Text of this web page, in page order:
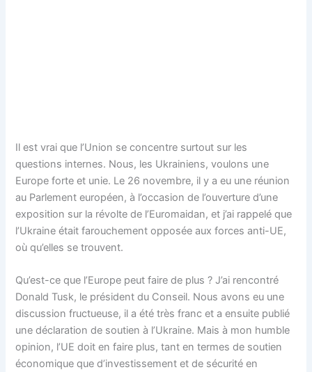
Il est vrai que l’Union se concentre surtout sur les
questions internes. Nous, les Ukrainiens, voulons une
Europe forte et unie. Le 26 novembre, il y a eu une réunion
au Parlement européen, à l’occasion de l’ouverture d’une
exposition sur la révolte de l’Euromaidan, et j’ai rappelé que
l’Ukraine était farouchement opposée aux forces anti-UE,
où qu’elles se trouvent.
Qu’est-ce que l’Europe peut faire de plus ? J’ai rencontré
Donald Tusk, le président du Conseil. Nous avons eu une
discussion fructueuse, il a été très franc et a ensuite publié
une déclaration de soutien à l’Ukraine. Mais à mon humble
opinion, l’UE doit en faire plus, tant en termes de soutien
économique que d’investissement et de sécurité en